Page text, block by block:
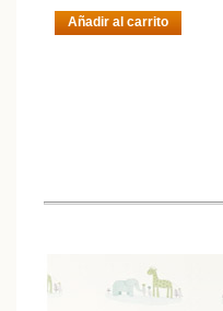
Añadir al carrito